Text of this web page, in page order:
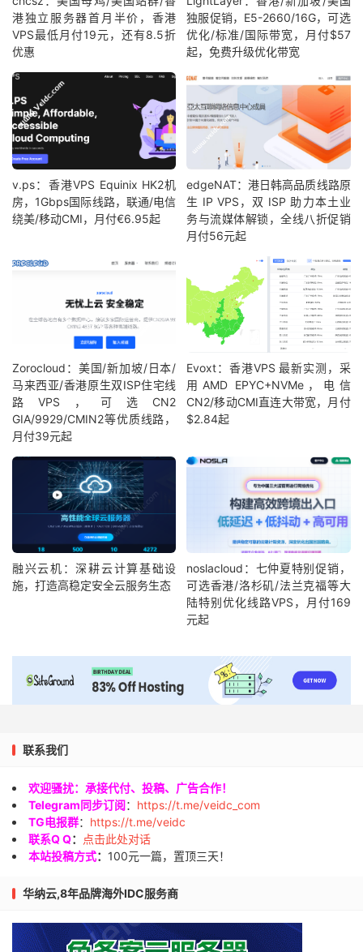
港独立服务器首月半价，香港
VPS最低月付19元，还有8.5折
优惠
独服促销，E5-2660/16G，可选
优化/标准/国际带宽，月付$57
起，免费升级优化带宽
v.ps：香港VPS Equinix HK2机
房，1Gbps国际线路，联通/电信
绕美/移动CMI，月付€6.95起
edgeNAT：港日韩高品质线路原
生 IP VPS，双 ISP 助力本土业
务与流媒体解锁，全线八折促销
月付56元起
Zorocloud：美国/新加坡/日本/
马来西亚/香港原生双ISP住宅线
路VPS，可选CN2
GIA/9929/CMIN2等优质线路，
月付39元起
Evoxt：香港VPS 最新实测，采
用AMD EPYC+NVMe，电信
CN2/移动CMI直连大带宽，月付
$2.84起
融兴云机：深耕云计算基础设
施，打造高稳定安全云服务生态
noslacloud：七仲夏特别促销，
可选香港/洛杉矶/法兰克福等大
陆特别优化线路VPS，月付169
元起
联系我们
欢迎骚扰：承接代付、投稿、广告合作！
Telegram同步订阅 ： https://t.me/veidc_com
TG电报群： https://t.me/veidc
联系Q Q： 点击此处对话
本站投稿方式： 100元一篇，置顶三天！
华纳云,8年品牌海外IDC服务商